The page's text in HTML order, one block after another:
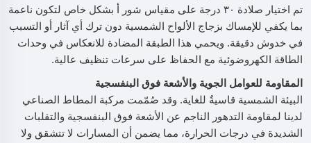
تم اختيار صلادة ٣٠ درجة على مقياس شور أ بشكل خاص لتكون ناعمة
بما يكفي للإمساك بزجاج الألواح الشمسية دون ترك أي آثار أو التسبب
في خدوش دقيقة. ويحمي هذا الطبقة المضادة للانعكاس في وحدات
الطاقة الكهروضوئية مع الحفاظ على سرعات تنظيف عالية.
المقاومة للعوامل الجوية والأشعة فوق البنفسجية
البيئة الشمسية قاسيةٌ للغاية. وقد صُمّمت مركبة المطاط الصناعي
لدينا لمقاومة التدهور الناجم عن الأشعة فوق البنفسجية والتقلبات
الشديدة في درجات الحرارة، مما يضمن أن المسارات لا تتشقق ولا